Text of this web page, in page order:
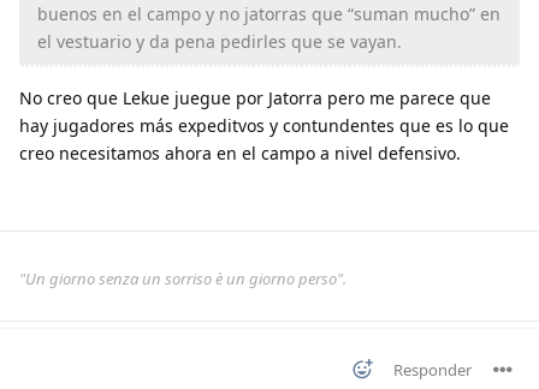
buenos en el campo y no jatorras que “suman mucho” en
el vestuario y da pena pedirles que se vayan.
No creo que Lekue juegue por Jatorra pero me parece que
hay jugadores más expeditvos y contundentes que es lo que
creo necesitamos ahora en el campo a nivel defensivo.
"Un giorno senza un sorriso è un giorno perso".
Responder